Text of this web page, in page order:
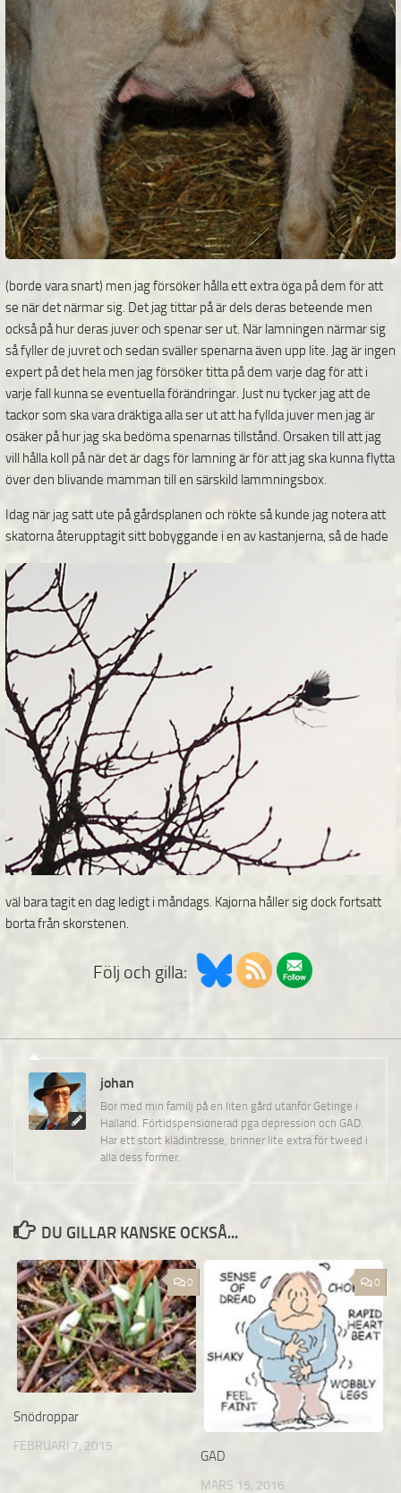
(borde vara snart) men jag försöker hålla ett extra öga på dem för att
se när det närmar sig. Det jag tittar på är dels deras beteende men
också på hur deras juver och spenar ser ut. När lamningen närmar sig
så fyller de juvret och sedan sväller spenarna även upp lite. Jag är ingen
expert på det hela men jag försöker titta på dem varje dag för att i
varje fall kunna se eventuella förändringar. Just nu tycker jag att de
tackor som ska vara dräktiga alla ser ut att ha fyllda juver men jag är
osäker på hur jag ska bedöma spenarnas tillstånd. Orsaken till att jag
vill hålla koll på när det är dags för lamning är för att jag ska kunna flytta
över den blivande mamman till en särskild lammningsbox.
Idag när jag satt ute på gårdsplanen och rökte så kunde jag notera att
skatorna återupptagit sitt bobyggande i en av kastanjerna, så de hade
väl bara tagit en dag ledigt i måndags. Kajorna håller sig dock fortsatt
borta från skorstenen.
Följ och gilla:
johan
Bor med min familj på en liten gård utanför Getinge i
Halland. Förtidspensionerad pga depression och GAD.
Har ett stort klädintresse, brinner lite extra för tweed i
alla dess former.
DU GILLAR KANSKE OCKSÅ...
0
Snödroppar
FEBRUARI 7, 2015
0
GAD
MARS 15, 2016